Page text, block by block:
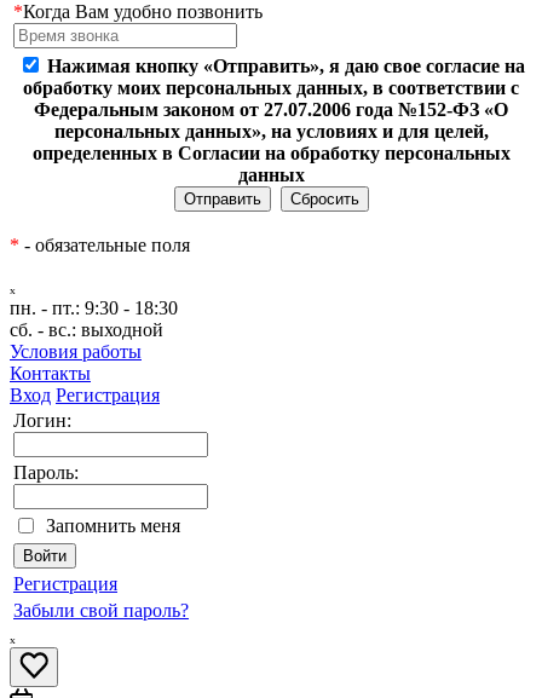
*Когда Вам удобно позвонить
Нажимая кнопку «Отправить», я даю свое согласие на
обработку моих персональных данных, в соответствии с
Федеральным законом от 27.07.2006 года №152-ФЗ «О
персональных данных», на условиях и для целей,
определенных в Согласии на обработку персональных
данных
* - обязательные поля
ₓ
пн. - пт.: 9:30 - 18:30
сб. - вс.: выходной
Условия работы
Контакты
Вход Регистрация
Логин:
Пароль:
Запомнить меня
Регистрация
Забыли свой пароль?
ₓ